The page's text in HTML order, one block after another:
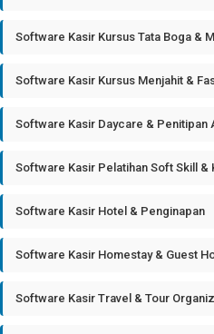
Software Kasir Kursus Tata Boga &
Software Kasir Kursus Menjahit &
Software Kasir Daycare & Penitipan
Software Kasir Pelatihan Soft Skill &
Software Kasir Hotel & Penginapan
Software Kasir Homestay & Guest
Software Kasir Travel & Tour